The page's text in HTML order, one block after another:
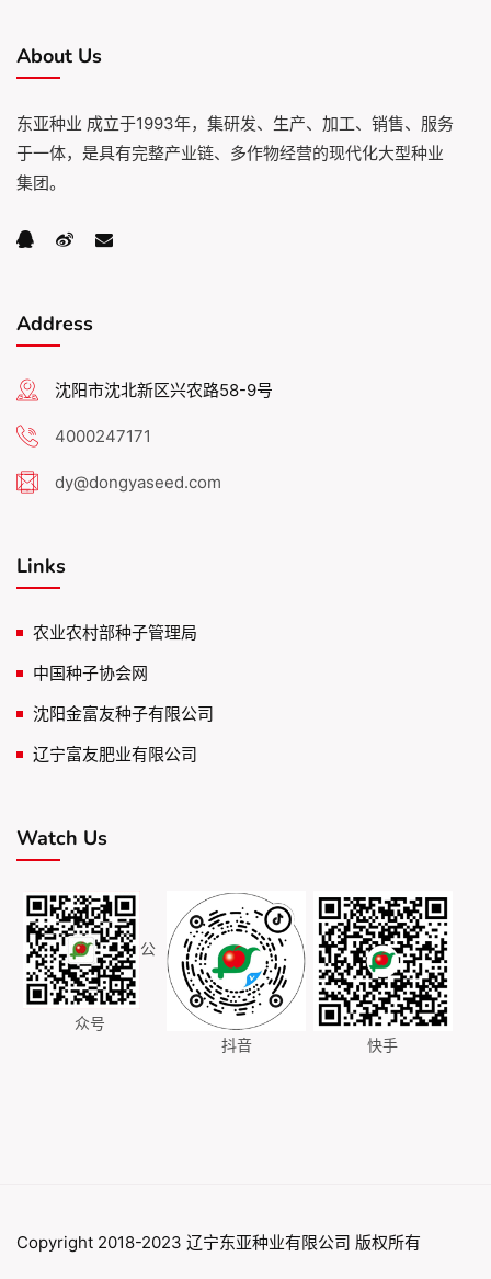
About Us
东亚种业 成立于1993年，集研发、生产、加工、销售、服务
于一体，是具有完整产业链、多作物经营的现代化大型种业
集团。
Address
沈阳市沈北新区兴农路58-9号
4000247171
dy@dongyaseed.com
Links
农业农村部种子管理局
中国种子协会网
沈阳金富友种子有限公司
辽宁富友肥业有限公司
Watch Us
公
众号
抖音
快手
Copyright 2018-2023 辽宁东亚种业有限公司 版权所有